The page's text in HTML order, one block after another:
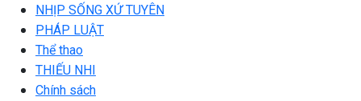
NHỊP SỐNG XỨ TUYÊN
PHÁP LUẬT
Thể thao
THIẾU NHI
Chính sách